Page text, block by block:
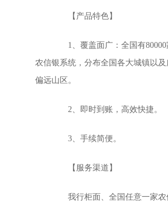
【产品特色】
1、覆盖面广：全国有80000
农信银系统，分布全国各大城镇以
偏远山区。
2、即时到账，高效快捷。
3、手续简便。
【服务渠道】
我行柜面、全国任意一家农